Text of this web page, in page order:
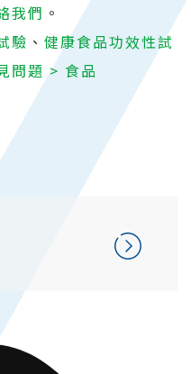
我們 。
驗 、 健康食品功效性試
問題 > 食品